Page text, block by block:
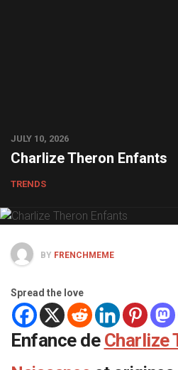
JULY 10, 2026
Charlize Theron Enfants
TRENDS
BY FRENCHMEME
Spread the love
Enfance de Charlize